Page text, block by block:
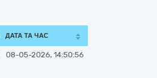
ДАТА ТА ЧАС
08-05-2026, 14:50:56